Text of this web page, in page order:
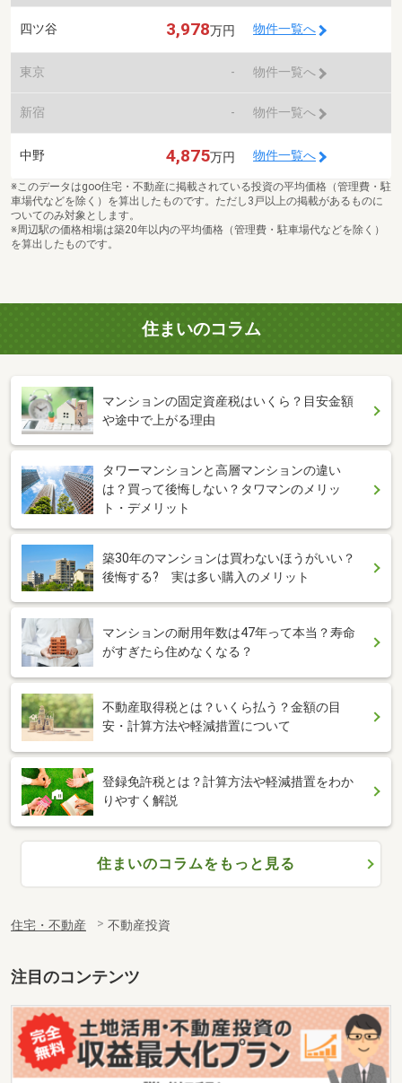
四ツ谷 3,978万円 物件一覧へ
東京 - 物件一覧へ
新宿 - 物件一覧へ
中野 4,875万円 物件一覧へ
※このデータはgoo住宅・不動産に掲載されている投資の平均価格（管理費・駐
車場代などを除く）を算出したものです。ただし3戸以上の掲載があるものに
ついてのみ対象とします。
※周辺駅の価格相場は築20年以内の平均価格（管理費・駐車場代などを除く）
を算出したものです。
住まいのコラム
マンションの固定資産税はいくら？目安金額
や途中で上がる理由
タワーマンションと高層マンションの違い
は？買って後悔しない？タワマンのメリッ
ト・デメリット
築30年のマンションは買わないほうがいい？
後悔する? 実は多い購入のメリット
マンションの耐用年数は47年って本当？寿命
がすぎたら住めなくなる？
不動産取得税とは？いくら払う？金額の目
安・計算方法や軽減措置について
登録免許税とは？計算方法や軽減措置をわか
りやすく解説
住まいのコラムをもっと見る
住宅・不動産 不動産投資
注目のコンテンツ